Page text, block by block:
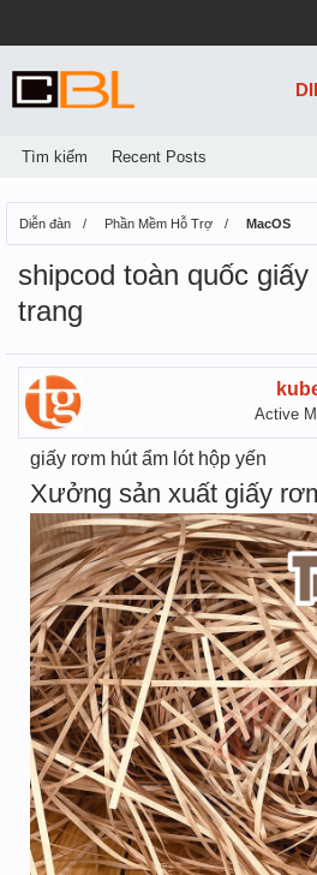
Diễn đàn Phần Mềm Hỗ Trợ MacOS
shipcod toàn quốc
trang
Active
giấy rơm hút ẩm lót hộp yến
Xưởng sản xuất giấy
Tìm kiếm Recent Posts